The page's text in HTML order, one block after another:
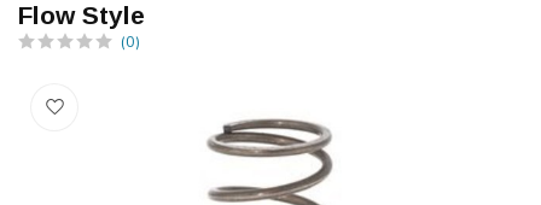
Flow Style
(0)